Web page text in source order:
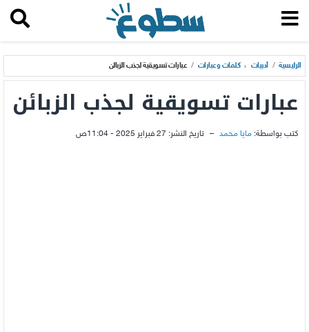
الرئيسية / أدبيات ، كلمات وعبارات / عبارات تسويقية لجذب الزبائن
عبارات تسويقية لجذب الزبائن
كتب بواسطة: مايا محمد – تاريخ النشر: 27 فبراير 2025 - 11:04ص